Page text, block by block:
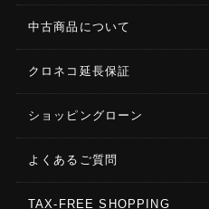
中古商品について
クロネコ延長保証
ショッピングローン
よくあるご質問
TAX-FREE SHOPPING